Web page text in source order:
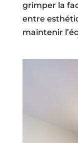
grimper la
entre
maintenir